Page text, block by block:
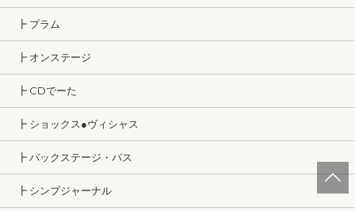
┣ プラム
┣ オンステージ
┣ CDでーた
┣ ショックス●ヴィシャス
┣ バックステージ・パス
┣ シンプジャーナル